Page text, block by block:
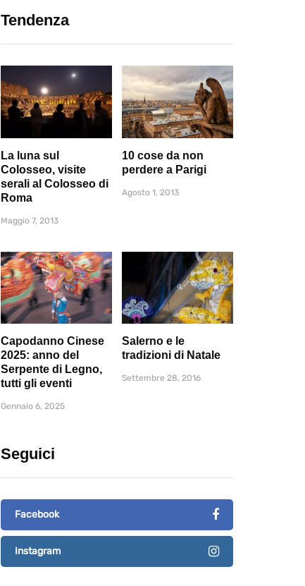
Tendenza
La luna sul
Colosseo, visite
serali al Colosseo di
Roma
Maggio 7, 2013
10 cose da non
perdere a Parigi
Agosto 1, 2013
Capodanno Cinese
2025: anno del
Serpente di Legno,
tutti gli eventi
Gennaio 6, 2025
Salerno e le
tradizioni di Natale
Settembre 28, 2016
Seguici
Facebook
Instagram